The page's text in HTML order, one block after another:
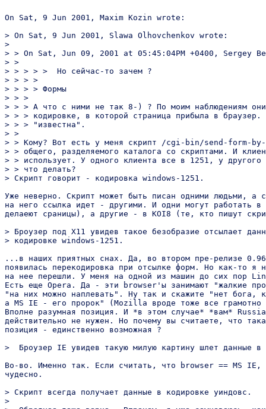
On Sat, 9 Jun 2001, Maxim Kozin wrote:
> On Sat, 9 Jun 2001, Slawa Olhovchenkov wrote:
>
> > On Sat, Jun 09, 2001 at 05:45:04PM +0400, Sergey
> >
> > > > >  Но сейчас-то зачем ?
> > > >
> > > > Формы
> > >
> > > А что с ними не так 8-) ? По моим наблюдениям
> > > кодировке, в которой страница прибыла в браузер.
> > > "известна".
> >
> > Кому? Вот есть у меня скрипт /cgi-bin/send-form-
> > общего, разделяемого каталога со скриптами. И
> > использует. У одного клиента все в 1251, у
> > что делать?
> Скрипт говорит - кодировка windows-1251.
Уже неверно. Скрипт может быть писан одними людьми, а
на него ссылка идет - другими. И одни могут работать в
делаеют сраницы), а другие - в KOI8 (те, кто пишут
> Броузер под X11 увидев такое безобразие отсылает
> кодировке windows-1251.
...в наших приятных снах. Да, во втором пре-релизе
появилась перекодировка при отсылке форм. Но как-то я
на нее перешли. У меня на одной из машин до сих пор
Есть еще Opera. Да - эти browser'ы занимают "жалкие
"на них можно наплевать". Ну так и скажите "нет
а MS IE - его пророк" (Mozilla вроде тоже все грамотно
Вполне разумная позиция. И *в этом случае* *вам*
действительно не нужен. Но почему вы считаете, что
позиция - единственно возможная ?
>  Броузер IE увидев такую милую картину шлет данные в
Во-во. Именно так. Если считать, что browser == MS IE,
чудесно.
> Скрипт всегда получает данные в кодировке уиндовс.
>